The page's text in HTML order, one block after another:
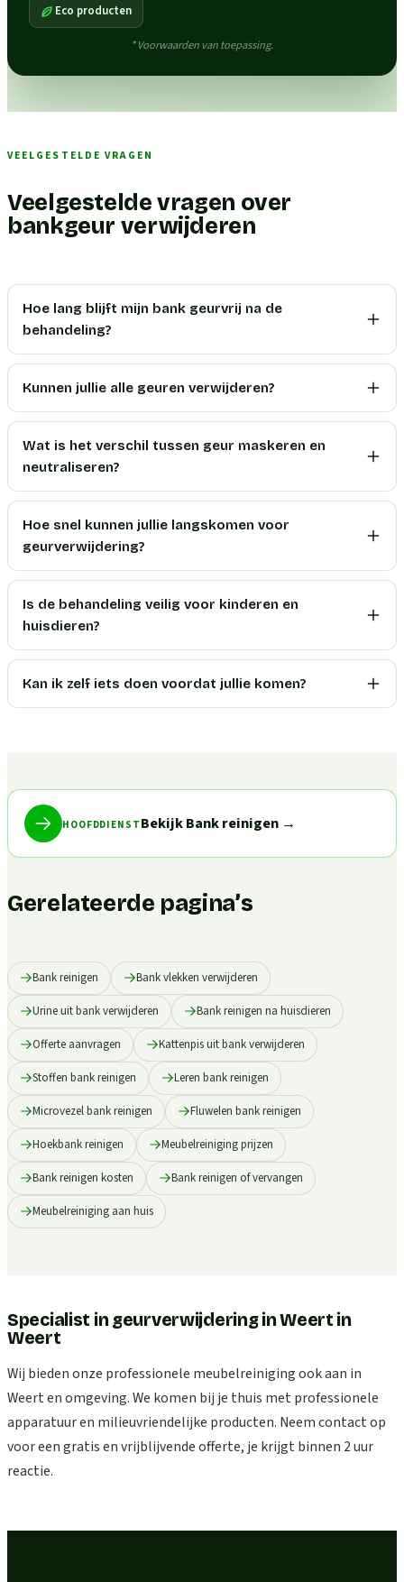
Eco producten
* Voorwaarden van toepassing.
VEELGESTELDE VRAGEN
Veelgestelde vragen over
bankgeur verwijderen
Hoe lang blijft mijn bank geurvrij na de
behandeling?
Kunnen jullie alle geuren verwijderen?
Wat is het verschil tussen geur maskeren en
neutraliseren?
Hoe snel kunnen jullie langskomen voor
geurverwijdering?
Is de behandeling veilig voor kinderen en
huisdieren?
Kan ik zelf iets doen voordat jullie komen?
HOOFDDIENST Bekijk Bank reinigen→
Gerelateerde pagina’s
Bank reinigen Bank vlekken verwijderen
Urine uit bank verwijderen Bank reinigen na huisdieren
Offerte aanvragen Kattenpis uit bank verwijderen
Stoffen bank reinigen Leren bank reinigen
Microvezel bank reinigen Fluwelen bank reinigen
Hoekbank reinigen Meubelreiniging prijzen
Bank reinigen kosten Bank reinigen of vervangen
Meubelreiniging aan huis
Specialist in geurverwijdering in Weert in
Weert
Wij bieden onze professionele meubelreiniging ook aan in
Weert en omgeving. We komen bij je thuis met professionele
apparatuur en milieuvriendelijke producten. Neem contact op
voor een gratis en vrijblijvende offerte, je krijgt binnen 2 uur
reactie.